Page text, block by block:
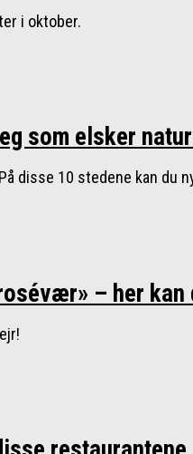
i oktober.
som elsker
disse 10 stedene kan du
– her